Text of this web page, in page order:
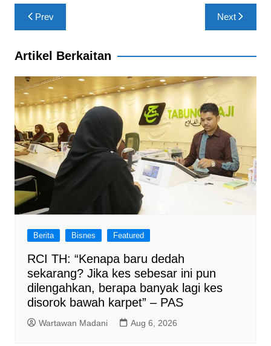
b
o
o
k
A
p
p
Post
navigation
Prev Next
Artikel Berkaitan
Berita Bisnes Featured
RCI TH: “Kenapa baru dedah
sekarang? Jika kes sebesar ini pun
dilengahkan, berapa banyak lagi kes
disorok bawah karpet” – PAS
Wartawan Madani Aug 6, 2026